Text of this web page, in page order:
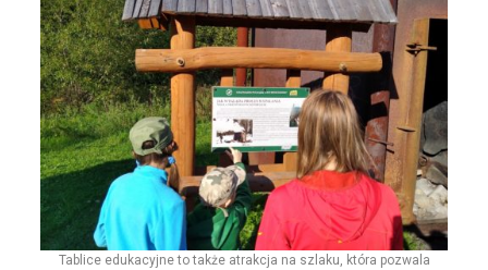
Tablice edukacyjne to także atrakcja na szlaku, która pozwala